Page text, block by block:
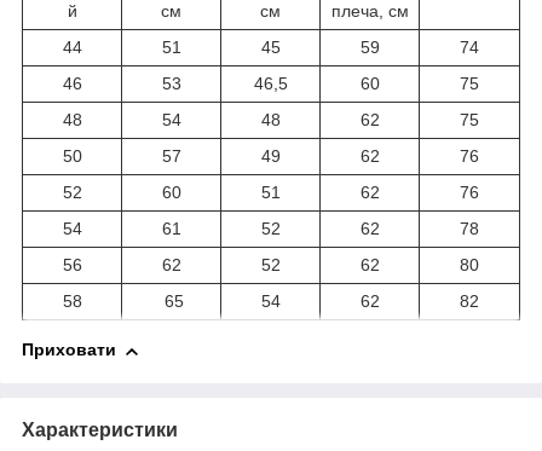
й
см
см
плеча, см
44 51 45 59
74
46
53 46,5 60
75
48
54 48 62
75
50
57 49 62
76
52
60 51 62
76
54
61 52 62
78
56
62 52 62
80
58
65 54 62 82
Приховати
Характеристики